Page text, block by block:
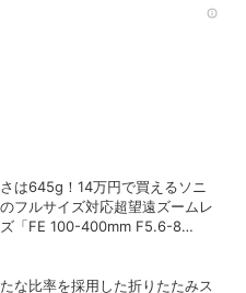
は645g！14万円で買えるソニ
フルサイズ対応超望遠ズームレ
「FE 100-400mm F5.6-8
な比率を採用した折りたたみス